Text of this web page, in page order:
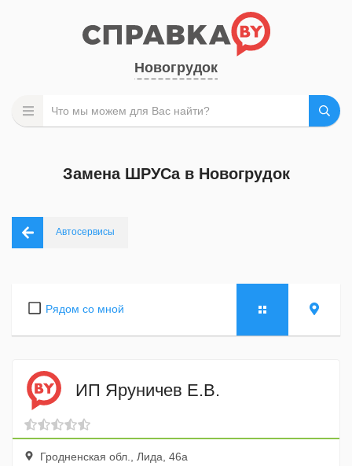
Новогрудок
Замена ШРУСа в Новогрудок
Автосервисы
Рядом со мной
ИП Яруничев Е.В.
Гродненская обл., Лида, 46а